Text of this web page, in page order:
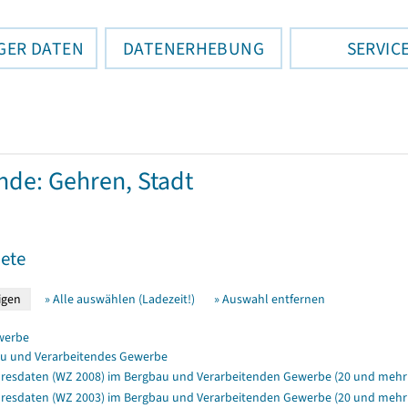
DATEN DATENERHEBUNG
Gehren, Stadt
» Alle auswählen (Ladezeit!) » Auswahl entfernen
und Verarbeitendes Gewerbe
(WZ 2008) im Bergbau und Verarbeitenden Gewerbe (20 und
(WZ 2003) im Bergbau und Verarbeitenden Gewerbe (20 und